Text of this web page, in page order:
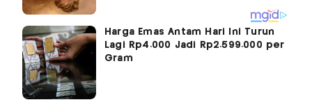
Harga Emas Antam Hari Ini Turun
Lagi Rp4.000 Jadi Rp2.599.000 per
Gram